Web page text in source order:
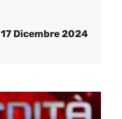
17 Dicembre 2024